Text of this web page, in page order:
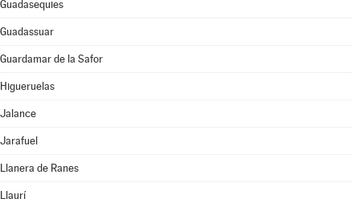
Guadasequies
Guadassuar
Guardamar de la Safor
Higueruelas
Jalance
Jarafuel
Llanera de Ranes
Llaurí